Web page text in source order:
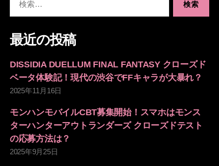
ペ
ー
送
り
象:
最近の投稿
DISSIDIA DUELLUM FINAL FANTASY クローズド
ベータ体験記！現代の渋谷でFFキャラが大暴れ？
2025年11月16日
モンハンモバイルCBT募集開始！スマホはモンス
ターハンターアウトランダーズ クローズドテスト
の応募方法は？
2025年9月25日